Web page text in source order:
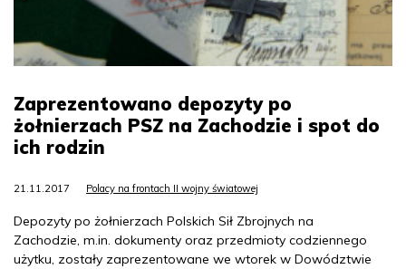
Zaprezentowano depozyty po
żołnierzach PSZ na Zachodzie i spot do
ich rodzin
21.11.2017 Polacy na frontach II wojny światowej
Depozyty po żołnierzach Polskich Sił Zbrojnych na
Zachodzie, m.in. dokumenty oraz przedmioty codziennego
użytku, zostały zaprezentowane we wtorek w Dowództwie